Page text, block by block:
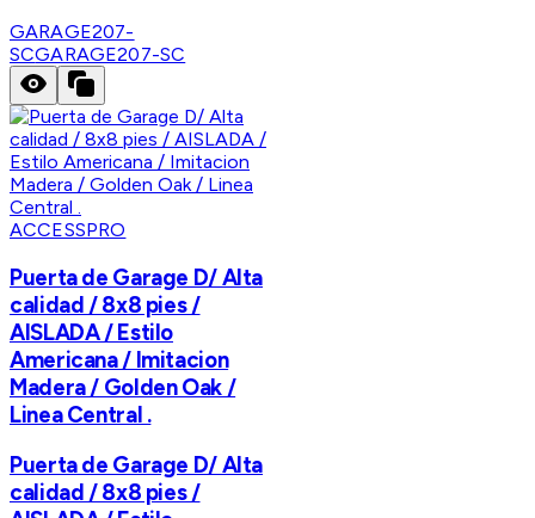
GARAGE207-
SCGARAGE207-SC
ACCESSPRO
Puerta de Garage D/ Alta
calidad / 8x8 pies /
AISLADA / Estilo
Americana / Imitacion
Madera / Golden Oak /
Linea Central .
Puerta de Garage D/ Alta
calidad / 8x8 pies /